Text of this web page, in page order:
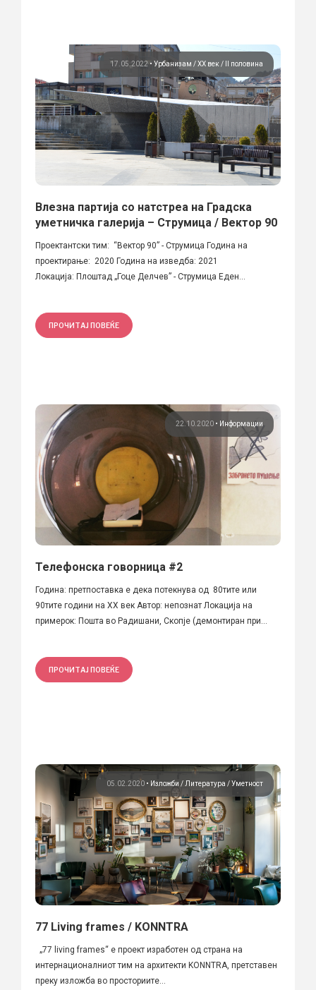
17.05.2022• Урбанизам ХХ век / II половина
Влезна партија со натстреа на Градска
уметничка галерија – Струмица / Вектор 90
Проектантски тим: “Вектор 90” - Струмица Година на
проектирање: 2020 Година на изведба: 2021
Локација: Плоштад „Гоце Делчев” - Струмица Еден...
ПРОЧИТАЈ ПОВЕЌЕ
22.10.2020 • Информации
Телефонска говорница #2
Година: претпоставка е дека потекнува од 80тите или
90тите години на XX век Автор: непознат Локација на
примерок: Пошта во Радишани, Скопје (демонтиран при...
ПРОЧИТАЈ ПОВЕЌЕ
05.02.2020 • Изложби Литература Уметност
77 Living frames / KONNTRA
„77 living frames“ е проект изработен од страна на
интернационалниот тим на архитекти KONNTRA, претставен
преку изложба во просториите...